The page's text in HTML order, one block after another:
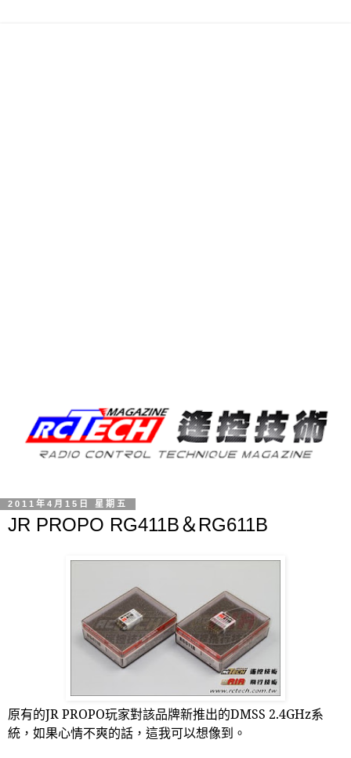
2011年4月15日 星期五
JR PROPO RG411B＆RG611B
原有的JR PROPO玩家對該品牌新推出的DMSS 2.4GHz系
統，如果心情不爽的話，這我可以想像到。